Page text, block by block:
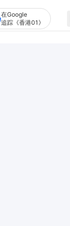
在Google
追踪《香港01》